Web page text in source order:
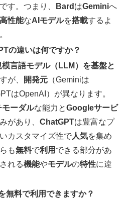
す。つまり、
Bard はGeminiへ
高性能なAIモデルを搭載するよ
の違いは何ですか？
模言語モデル（LLM）を基盤と
が、 開発元 （Geminiは
はOpenAI）が異なります。
モーダルな能力とGoogleサービ
があり、ChatGPTは豊富なプ
カスタマイズ性で人気を集め
も無料で利用 できる部分があ
れる機能やモデルの特性に違
無料で利用できますか？